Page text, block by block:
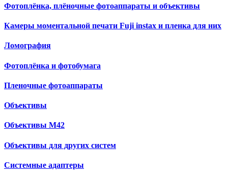
Фотоплёнка, плёночные фотоаппараты и объективы
Камеры моментальной печати Fuji instax и пленка для них
Ломография
Фотоплёнка и фотобумага
Пленочные фотоаппараты
Объективы
Объективы М42
Объективы для других систем
Cистемные адаптеры